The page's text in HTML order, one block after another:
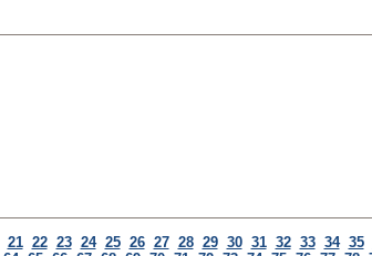
21 22 23 24 25 26 27 28 29 30 31 32 33 34 35